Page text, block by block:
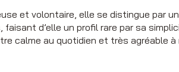
et volontaire, elle se distingue par
d’elle un profil rare par sa
calme au quotidien et très agréable à